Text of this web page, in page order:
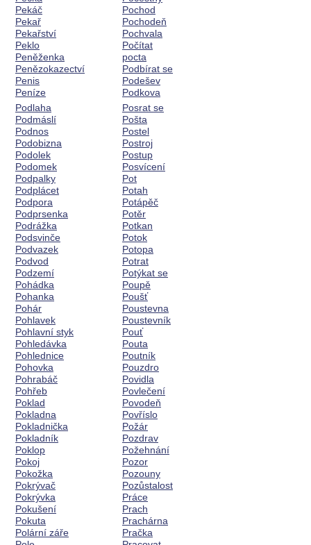
Pekáč
Pekař
Pekařství
Peklo
Peněženka
Penězokazectví
Penis
Peníze
Pochod
Pochodeň
Pochvala
Počítat
pocta
Podbírat se
Podešev
Podkova
Podlaha
Podmáslí
Podnos
Podobizna
Podolek
Podomek
Podpalky
Podplácet
Podpora
Podprsenka
Podrážka
Podsvinče
Podvazek
Podvod
Podzemí
Pohádka
Pohanka
Pohár
Pohlavek
Pohlavní styk
Pohledávka
Pohlednice
Pohovka
Pohrabáč
Pohřeb
Poklad
Pokladna
Pokladnička
Pokladník
Poklop
Pokoj
Pokožka
Pokrývač
Pokrývka
Pokušení
Pokuta
Polární záře
Posrat se
Pošta
Postel
Postroj
Postup
Posvícení
Pot
Potah
Potápěč
Potěr
Potkan
Potok
Potopa
Potrat
Potýkat se
Poupě
Poušť
Poustevna
Poustevník
Pouť
Pouta
Poutník
Pouzdro
Povidla
Povlečení
Povodeň
Povříslo
Požár
Pozdrav
Požehnání
Pozor
Pozouny
Pozůstalost
Práce
Prach
Prachárna
Pračka